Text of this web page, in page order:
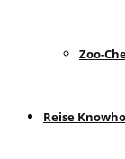
Zoo-
Reise